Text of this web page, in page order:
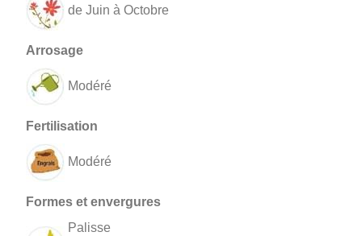
de Juin à Octobre
Modéré
Modéré
Palisse